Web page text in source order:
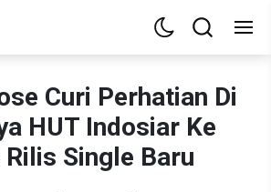
Curi Perhatian Di
HUT Indosiar Ke
Single Baru